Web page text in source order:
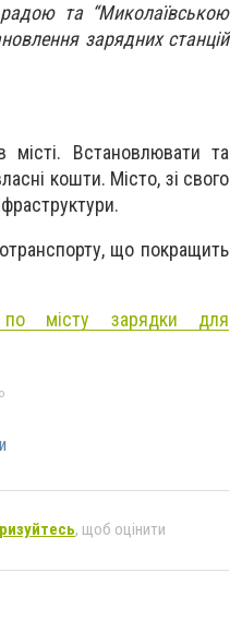
та “Миколаївською
зарядних станцій
Встановлювати та
кошти. Місто, зі свого
що покращить
по місту зарядки для
, щоб оцінити